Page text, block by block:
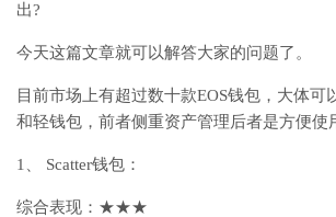
出?
今天这篇文章就可以解答大家的问题了。
目前市场上有超过数十款EOS钱包，大体可
和轻钱包，前者侧重资产管理后者是方便使
1、 Scatter钱包：
综合表现：★★★